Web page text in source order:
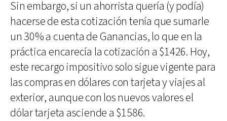
Sin embargo, si un ahorrista quería (y podía)
hacerse de esta cotización tenía que sumarle
un 30% a cuenta de Ganancias, lo que en la
práctica encarecía la cotización a $1426. Hoy,
este recargo impositivo solo sigue vigente para
las compras en dólares con tarjeta y viajes al
exterior, aunque con los nuevos valores el
dólar tarjeta asciende a $1586.